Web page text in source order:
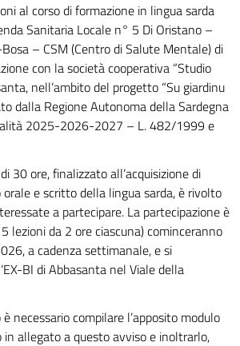
al corso di formazione in lingua sarda
Sanitaria Locale n° 5 Di Oristano –
– CSM (Centro di Salute Mentale) di
con la società cooperativa “Studio
nell’ambito del progetto “Su giardinu
dalla Regione Autonoma della Sardegna
2025-2026-2027 – L. 482/1999 e
30 ore, finalizzato all’acquisizione di
orale e scritto della lingua sarda, è rivolto
a partecipare. La partecipazione è
lezioni da 2 ore ciascuna) cominceranno
a cadenza settimanale, e si
BI di Abbasanta nel Viale della
necessario compilare l’apposito modulo
in allegato a questo avviso e inoltrarlo,